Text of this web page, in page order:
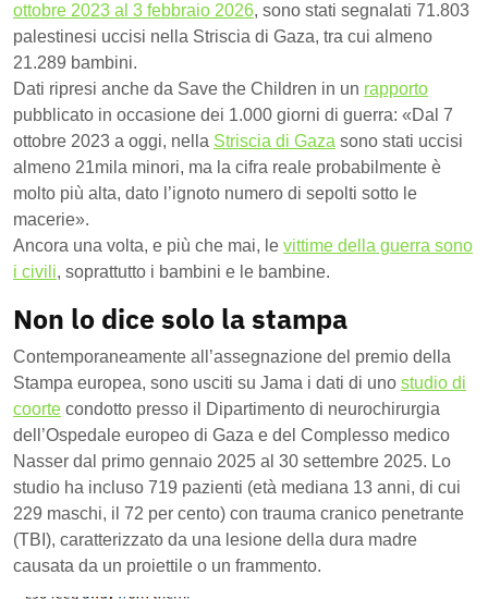
ottobre 2023 al 3 febbraio 2026, sono stati segnalati 71.803
palestinesi uccisi nella Striscia di Gaza, tra cui almeno
21.289 bambini.
Dati ripresi anche da Save the Children in un rapporto
pubblicato in occasione dei 1.000 giorni di guerra: «Dal 7
ottobre 2023 a oggi, nella Striscia di Gaza sono stati uccisi
almeno 21mila minori, ma la cifra reale probabilmente è
molto più alta, dato l’ignoto numero di sepolti sotto le
macerie».
Ancora una volta, e più che mai, le vittime della guerra sono
i civili, soprattutto i bambini e le bambine.
Non lo dice solo la stampa
Contemporaneamente all’assegnazione del premio della
Stampa europea, sono usciti su Jama i dati di uno studio di
coorte condotto presso il Dipartimento di neurochirurgia
dell’Ospedale europeo di Gaza e del Complesso medico
Nasser dal primo gennaio 2025 al 30 settembre 2025. Lo
studio ha incluso 719 pazienti (età mediana 13 anni, di cui
229 maschi, il 72 per cento) con trauma cranico penetrante
(TBI), caratterizzato da una lesione della dura madre
causata da un proiettile o un frammento.